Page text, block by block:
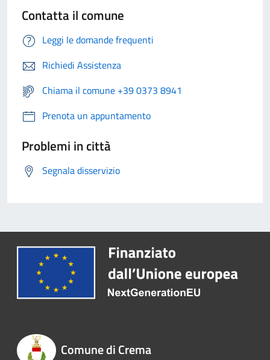
Contatta il comune
Leggi le domande frequenti
Richiedi Assistenza
Chiama il comune +39 0373 8941
Prenota un appuntamento
Problemi in città
Segnala disservizio
Comune di Crema